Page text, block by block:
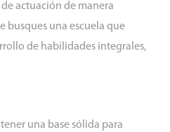
de actuación de manera
busques una escuela que
de habilidades integrales,
una base sólida para